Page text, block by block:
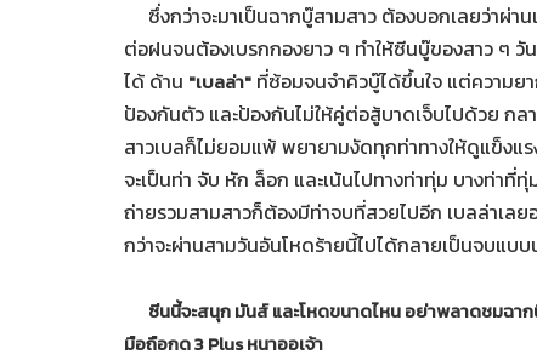
ซึ่งกว่าจะมาเป็นฉากบู๊สามสาว ต้องบอกเลยว่าผ่
ต่อฝนจนต้องเบรกกองยาว ๆ ทำให้ซีนบู๊ของสาว ๆ
ได้ ด้าน "เบลล่า" ที่ซ้อมจนจำคิวบู๊ได้ขึ้นใจ แต่ความ
ป้องกันตัว และป้องกันไม่ให้คู่ต่อสู้บาดเจ็บไปด้วย กล
สาวเบลก็ไม่ยอมแพ้ พยายามงัดทุกท่าทางให้ดูแข็งแ
จะเป็นท่า จับ หัก ล็อก และเน้นไปทางท่าทุ่ม บางท่าที่
ถ่ายรวมสามสาวก็ต้องมีท่าจบที่สวยไปอีก เบลล่าเล
กว่าจะผ่านสามวันอันโหดร้ายนี้ไปได้กลายเป็นจบแบ
ซีนนี้จะสนุก มันส์ และโหดขนาดไหน อย่าพลาดชมฉา
มือถือกด 3 Plus หนาออเจ้า